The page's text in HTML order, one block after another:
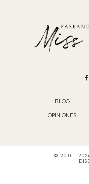
BLOG
OPINIONES
© 2010 -